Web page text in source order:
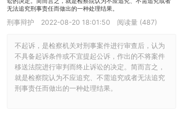
无法追究刑事责任而做出的一种处理结果。
刑事辩护 2022-08-20 18:01:50 阅读量 (487)
不起诉，是检察机关对刑事案件进行审查后，认为
不具备起诉条件或不宜提起公诉，作出的不将案件
移送法院进行审判而终止诉讼的决定。简而言之，
就是检察院认为不应追究、不需追究或者无法追究
刑事责任而做出的一种处理结果。